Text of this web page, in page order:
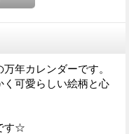
年カレンダーです。
く可愛らしい絵柄と心
す☆